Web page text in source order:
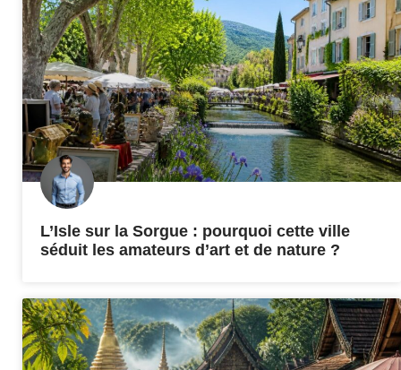
L’Isle sur la Sorgue : pourquoi cette ville
séduit les amateurs d’art et de nature ?